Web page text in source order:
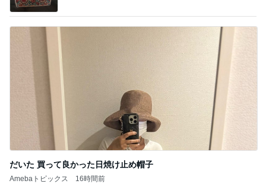
だいた 買って良かった日焼け止め帽子
Amebaトピックス 16時間前